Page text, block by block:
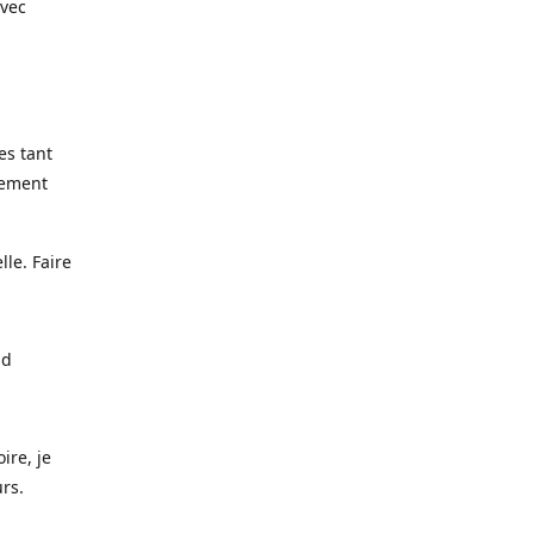
tant
Faire
je